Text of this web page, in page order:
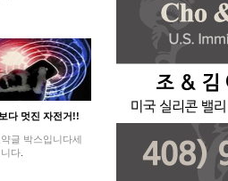
다 멋진 자전거!!
글 박스입니다세
다